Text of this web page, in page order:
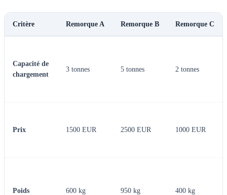
Critère Remorque A Remorque B Remorque C
Capacité de
chargement
3 tonnes 5 tonnes 2 tonnes
Prix 1500 EUR 2500 EUR 1000 EUR
Poids 600 kg 950 kg 400 kg